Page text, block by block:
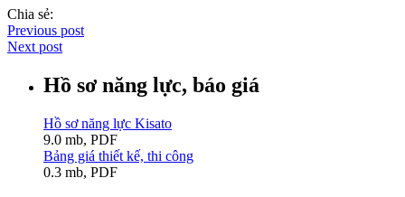
Chia sẻ:
Previous post
Next post
Hồ sơ năng lực, báo giá
Hồ sơ năng lực Kisato
9.0 mb, PDF
Bảng giá thiết kế, thi công
0.3 mb, PDF